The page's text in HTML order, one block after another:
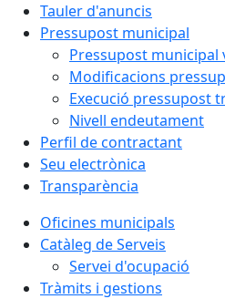
Tauler d'anuncis
Pressupost municipal
Pressupost municipal
Modificacions
Execució pressupost
Nivell endeutament
Perfil de contractant
Seu electrònica
Transparència
Oficines municipals
Catàleg de Serveis
Servei d'ocupació
Tràmits i gestions